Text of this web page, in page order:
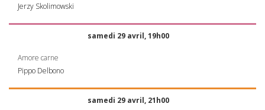
Jerzy Skolimowski
samedi 29 avril, 19h00
Amore carne
Pippo Delbono
samedi 29 avril, 21h00